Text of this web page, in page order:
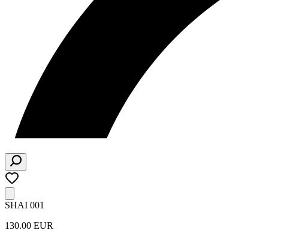
SHAI 001
130.00 EUR